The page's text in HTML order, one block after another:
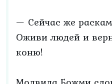
— Сейчас же
Оживи людей и
коню!